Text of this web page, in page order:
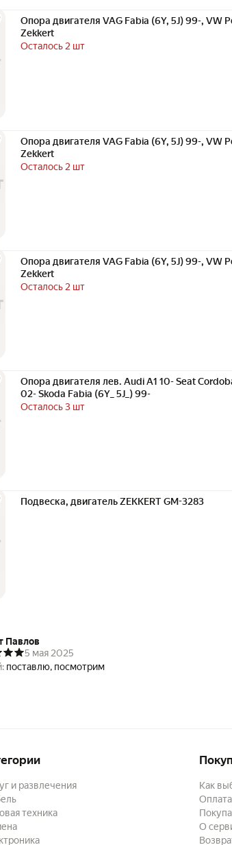
Опора двигателя VAG Fabia (6Y, 5J) 99-, VW
Zekkert
Осталось 2 шт
Опора двигателя VAG Fabia (6Y, 5J) 99-, VW
Zekkert
Осталось 2 шт
Опора двигателя VAG Fabia (6Y, 5J) 99-, VW
Zekkert
Осталось 2 шт
Опора двигателя лев. Audi A1 10- Seat
02- Skoda Fabia (6Y_ 5J_) 99-
Осталось 3 шт
Подвеска, двигатель ZEKKERT GM-3283
Павлов
5 мая 2025
поставлю, посмотрим
и развлечения
техника
Как
О